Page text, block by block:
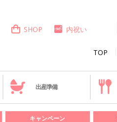
TOP
SHOP 内祝い
出産準備
キャンペーン